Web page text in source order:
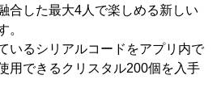
合した最大4人で楽しめる新しい
。
いるシリアルコードをアプリ内で
用できるクリスタル200個を入手